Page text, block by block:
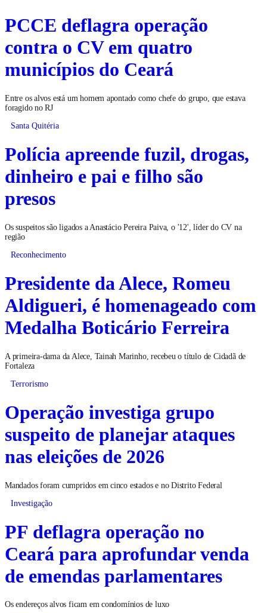
PCCE deflagra operação
contra o CV em quatro
municípios do Ceará
Entre os alvos está um homem apontado como chefe do grupo, que estava
foragido no RJ
Santa Quitéria
Polícia apreende fuzil, drogas,
dinheiro e pai e filho são
presos
Os suspeitos são ligados a Anastácio Pereira Paiva, o '12', líder do CV na
região
Reconhecimento
Presidente da Alece, Romeu
Aldigueri, é homenageado com
Medalha Boticário Ferreira
A primeira-dama da Alece, Tainah Marinho, recebeu o título de Cidadã de
Fortaleza
Terrorismo
Operação investiga grupo
suspeito de planejar ataques
nas eleições de 2026
Mandados foram cumpridos em cinco estados e no Distrito Federal
Investigação
PF deflagra operação no
Ceará para aprofundar venda
de emendas parlamentares
Os endereços alvos ficam em condomínios de luxo